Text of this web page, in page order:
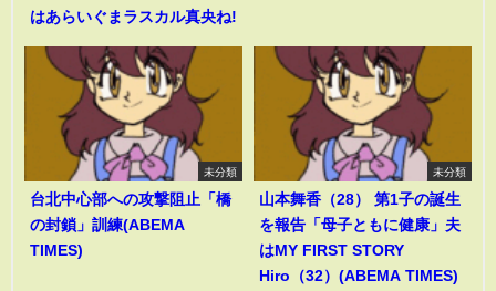
はあらいぐまラスカル真央ね!
未分類
台北中心部への攻撃阻止「橋
の封鎖」訓練(ABEMA
TIMES)
未分類
山本舞香（28） 第1子の誕生
を報告「母子ともに健康」夫
はMY FIRST STORY
Hiro（32）(ABEMA TIMES)